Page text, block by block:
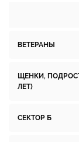
ВЕТЕРАНЫ
ЩЕНКИ,
ЛЕТ)
СЕКТОР Б